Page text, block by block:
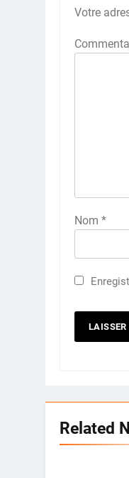
Votre
Nom *
Related